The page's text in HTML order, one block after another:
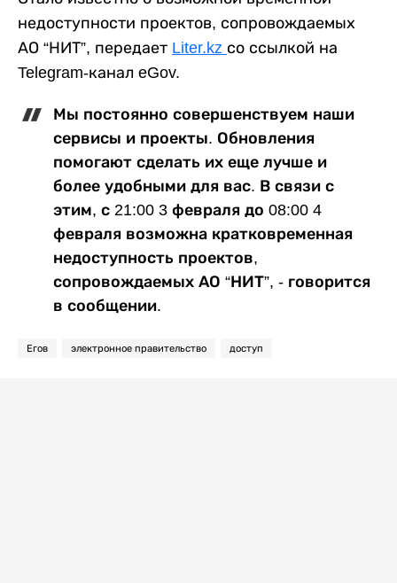
недоступности проектов, сопровождаемых
АО “НИТ”, передает Liter.kz со ссылкой на
Telegram-канал eGov.
Мы постоянно совершенствуем наши
сервисы и проекты. Обновления
помогают сделать их еще лучше и
более удобными для вас. В связи с
этим, с 21:00 3 февраля до 08:00 4
февраля возможна кратковременная
недоступность проектов,
сопровождаемых АО “НИТ”, - говорится
в сообщении.
Егов электронное правительство доступ